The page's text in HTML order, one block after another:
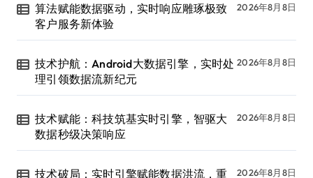
算法赋能数据驱动，实时响应雕琢极致
客户服务新体验
2026年8月8日
技术护航：Android大数据引擎，实时处
理引领数据流新纪元
2026年8月8日
技术赋能：科技筑基实时引擎，智驱大
数据秒级决策响应
2026年8月8日
技术破局：实时引擎赋能数据洪流，重
2026年8月8日